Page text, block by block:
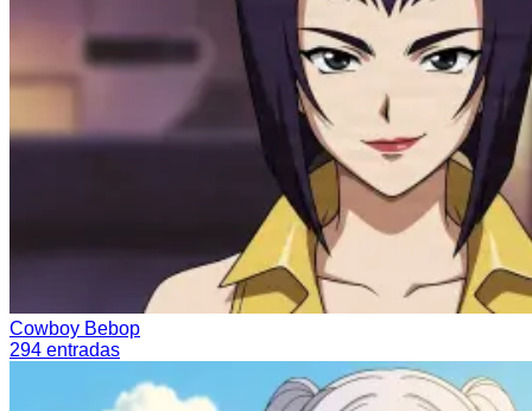
Cowboy Bebop
294 entradas